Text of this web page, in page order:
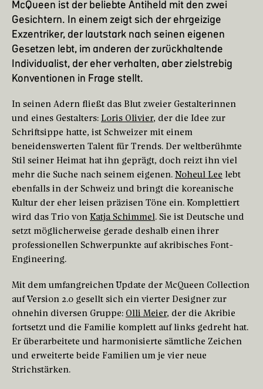
McQueen ist der beliebte Antiheld mit den zwei
Gesichtern. In einem zeigt sich der ehrgeizige
Exzentriker, der lautstark nach seinen eigenen
Gesetzen lebt, im anderen der zurückhaltende
Individualist, der eher verhalten, aber zielstrebig
Konventionen in Frage stellt.
In seinen Adern fließt das Blut zweier Gestalterinnen
und eines Gestalters: Loris Olivier, der die Idee zur
Schriftsippe hatte, ist Schweizer mit einem
beneidenswerten Talent für Trends. Der weltberühmte
Stil seiner Heimat hat ihn geprägt, doch reizt ihn viel
mehr die Suche nach seinem eigenen. Noheul Lee lebt
ebenfalls in der Schweiz und bringt die koreanische
Kultur der eher leisen präzisen Töne ein. Komplettiert
wird das Trio von Katja Schimmel. Sie ist Deutsche und
setzt möglicherweise gerade deshalb einen ihrer
professionellen Schwerpunkte auf akribisches Font-
Engineering.
Mit dem umfangreichen Update der McQueen Collection
auf Version 2.0 gesellt sich ein vierter Designer zur
ohnehin diversen Gruppe: Olli Meier, der die Akribie
fortsetzt und die Familie komplett auf links gedreht hat.
Er überarbeitete und harmonisierte sämtliche Zeichen
und erweiterte beide Familien um je vier neue
Strichstärken.